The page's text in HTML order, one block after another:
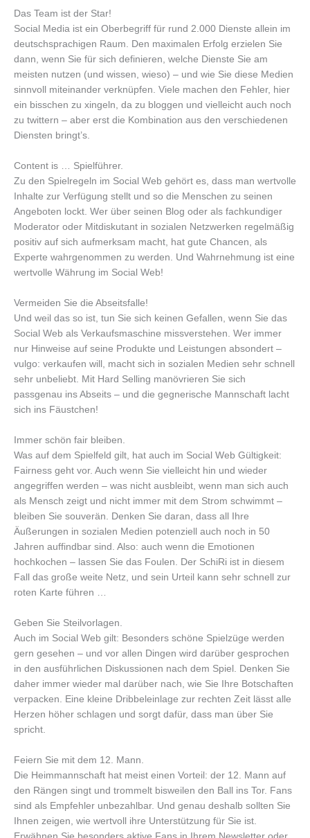
Das Team ist der Star!
Social Media ist ein Oberbegriff für rund 2.000 Dienste allein im
deutschsprachigen Raum. Den maximalen Erfolg erzielen Sie
dann, wenn Sie für sich definieren, welche Dienste Sie am
meisten nutzen (und wissen, wieso) – und wie Sie diese Medien
sinnvoll miteinander verknüpfen. Viele machen den Fehler, hier
ein bisschen zu xingeln, da zu bloggen und vielleicht auch noch
zu twittern – aber erst die Kombination aus den verschiedenen
Diensten bringt’s.
Content is … Spielführer.
Zu den Spielregeln im Social Web gehört es, dass man wertvolle
Inhalte zur Verfügung stellt und so die Menschen zu seinen
Angeboten lockt. Wer über seinen Blog oder als fachkundiger
Moderator oder Mitdiskutant in sozialen Netzwerken regelmäßig
positiv auf sich aufmerksam macht, hat gute Chancen, als
Experte wahrgenommen zu werden. Und Wahrnehmung ist eine
wertvolle Währung im Social Web!
Vermeiden Sie die Abseitsfalle!
Und weil das so ist, tun Sie sich keinen Gefallen, wenn Sie das
Social Web als Verkaufsmaschine missverstehen. Wer immer
nur Hinweise auf seine Produkte und Leistungen absondert –
vulgo: verkaufen will, macht sich in sozialen Medien sehr schnell
sehr unbeliebt. Mit Hard Selling manövrieren Sie sich
passgenau ins Abseits – und die gegnerische Mannschaft lacht
sich ins Fäustchen!
Immer schön fair bleiben.
Was auf dem Spielfeld gilt, hat auch im Social Web Gültigkeit:
Fairness geht vor. Auch wenn Sie vielleicht hin und wieder
angegriffen werden – was nicht ausbleibt, wenn man sich auch
als Mensch zeigt und nicht immer mit dem Strom schwimmt –
bleiben Sie souverän. Denken Sie daran, dass all Ihre
Äußerungen in sozialen Medien potenziell auch noch in 50
Jahren auffindbar sind. Also: auch wenn die Emotionen
hochkochen – lassen Sie das Foulen. Der SchiRi ist in diesem
Fall das große weite Netz, und sein Urteil kann sehr schnell zur
roten Karte führen …
Geben Sie Steilvorlagen.
Auch im Social Web gilt: Besonders schöne Spielzüge werden
gern gesehen – und vor allen Dingen wird darüber gesprochen
in den ausführlichen Diskussionen nach dem Spiel. Denken Sie
daher immer wieder mal darüber nach, wie Sie Ihre Botschaften
verpacken. Eine kleine Dribbeleinlage zur rechten Zeit lässt alle
Herzen höher schlagen und sorgt dafür, dass man über Sie
spricht.
Feiern Sie mit dem 12. Mann.
Die Heimmannschaft hat meist einen Vorteil: der 12. Mann auf
den Rängen singt und trommelt bisweilen den Ball ins Tor. Fans
sind als Empfehler unbezahlbar. Und genau deshalb sollten Sie
Ihnen zeigen, wie wertvoll ihre Unterstützung für Sie ist.